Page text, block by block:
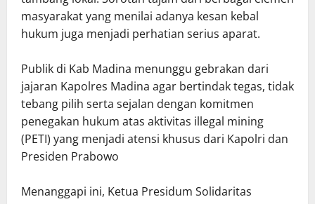
masyarakat yang menilai adanya kesan kebal
hukum juga menjadi perhatian serius aparat.
Publik di Kab Madina menunggu gebrakan dari
jajaran Kapolres Madina agar bertindak tegas, tidak
tebang pilih serta sejalan dengan komitmen
penegakan hukum atas aktivitas illegal mining
(PETI) yang menjadi atensi khusus dari Kapolri dan
Presiden Prabowo
Menanggapi ini, Ketua Presidum Solidaritas